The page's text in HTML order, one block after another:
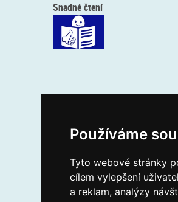
Používáme
Tyto webové stránky
cílem vylepšení
a reklam, analýzy
Snadné čtení